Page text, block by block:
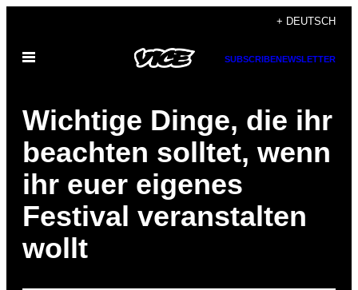
content
+ DEUTSCH
Open
SUBSCRIBENEWSLETTER
Wichtige Dinge, die ihr
beachten solltet, wenn
ihr euer eigenes
Festival veranstalten
wollt